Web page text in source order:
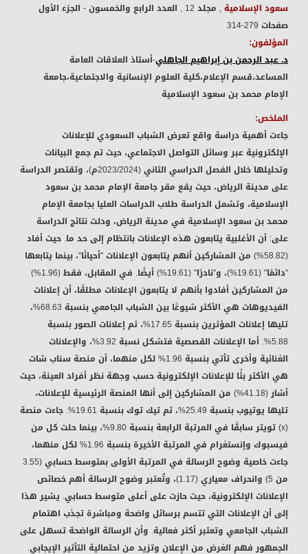
سعود الإسلامية, مجلد 12
, العدد الرابع والخمسون - الجزء الأول
صفحات 279-314
المؤلفون:
د. عبد الرحمن بن إبراهيم الجاهلي-أستاذ العلاقات العامة
المساعد،قسم الإعلام،كلية العلوم الإنسانية والاجتماعية،جامعة
الإمام محمد بن سعود الإسلامية
الملخص:
جاءت أهمية دراسة واقع تعرض الشباب السعودي للإعلانات
الإلكترونية عبر وسائل التواصل الاجتماعي، حيث تم جمع البيانات
وتحليلها خلال الفصل الدراسي الثاني (2023/2024م)، وتقتصر الدراسة
على مدينة الرياض، حيث يقع مقر جامعة الإمام محمد بن سعود
الإسلامية، وتشمل الدراسة طلاب الدراسات العليا بجامعة الإمام
محمد بن سعود الإسلامية في مدينة الرياض، ودلت نتائج الدراسة
على: أن الأغلبية يتابعون هذه الإعلانات بانتظام إلى حد ما. حيث أفاد
(58.82%) من المشاركين أنهم يتابعون الإعلانات "أحيانًا"، بينما يتابعها
"دائمًا" (19.61%)، و"نادرًا" (19.61%) أيضًا. في المقابل، فقط (1.96%)
من المشاركين أفادوا بأنهم لا يتابعون الإعلانات مطلقًا، أن إعلانات
الفيديوهات هي الأكثر شيوعًا بين الشباب الجامعي بنسبة 68.63%،
تليها إعلانات المؤثرين بنسبة 17.65%، ثم إعلانات الصور بنسبة
5.88%. أما الإعلانات القصصية فتشكل نسبة 3.92%، والإعلانات
الغنائية وأخرى تأتي بنسبة 1.96% لكل منهما، أن منصة سناب شات
هي الأكثر بثًا للإعلانات الإلكترونية حسب وجهة نظر أفراد العينة، حيث
أشار (41.18%) من المشاركين إلى أنها المنصة الرئيسية للإعلانات،
تليها يوتيوب بنسبة 25.49%، ثم تيك توك بنسبة 19.61%. جاءت منصة
(x) تويتر سابقًا في المرتبة الرابعة بنسبة 9.80%، بينما حلت كل من
فيسبوك وإنستغرام في المرتبة الأخيرة بنسبة 1.96% لكل منهما،
جاءت خاصية وضوح الرسالة في المرتبة الأولى بمتوسط حسابي (3.55
من 5) وانحراف معياري (1.17)، وتُعتبر وضوح الرسالة أهم خصائص
الإعلانات الإلكترونية، حيث حازت على أعلى متوسط حسابي. يشير هذا
إلى أن الإعلانات التي تتسم برسائل واضحة ومباشرة تجذب اهتمام
الشباب الجامعي وتعتبر أكثر فعالية. وأن الرسالة الواضحة تسهل على
الجمهور فهم الغرض من الإعلان وتزيد من احتمالية التأثير الإيجابي.